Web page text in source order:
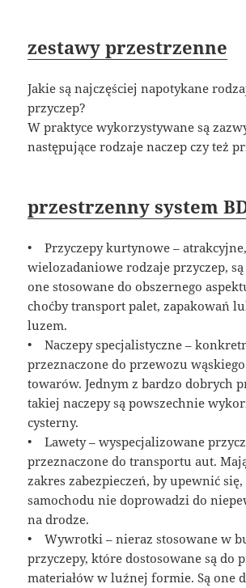
zestawy przestrzenne
Jakie są najczęściej napotykane
przyczep?
W praktyce wykorzystywane są
następujące rodzaje naczep czy też
przestrzenny system
• Przyczepy kurtynowe – atrakcyjne,
wielozadaniowe rodzaje przyczep,
one stosowane do obszernego
choćby transport palet, zapakowań
luzem.
• Naczepy specjalistyczne –
przeznaczone do przewozu
towarów. Jednym z bardzo dobrych
takiej naczepy są powszechnie
cysterny.
• Lawety – wyspecjalizowane
przeznaczone do transportu aut.
zakres zabezpieczeń, by upewnić
samochodu nie doprowadzi do
na drodze.
• Wywrotki – nieraz stosowane w
przyczepy, które dostosowane są do
materiałów w luźnej formie. Są one